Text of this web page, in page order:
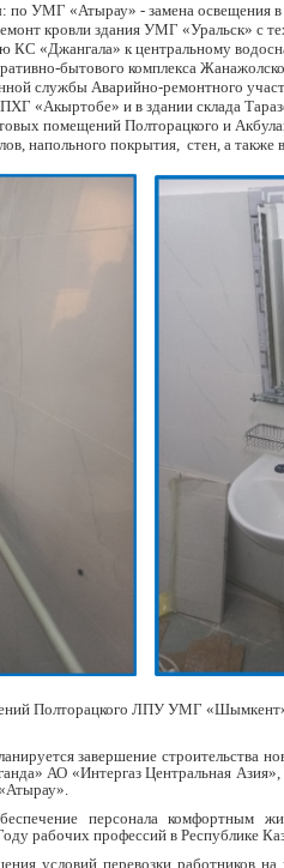
УМГ «Атырау» - замена освещения в
кровли здания УМГ «Уральск» с
КС «Джангала» к центральному
бытового комплекса
службы Аварийно-ремонтного
«Акыртобе» и в здании склада
помещений Полторацкого и
напольного покрытия, стен, а также
Полторацкого ЛПУ УМГ
завершение строительства
АО «Интергаз Центральная Азия»,
персонала комфортным
рабочих профессий в Республике
условий перевозки работников